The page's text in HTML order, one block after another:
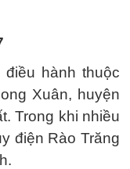
hành thuộc
Xuân, huyện
Trong khi nhiều
điện Rào Trăng